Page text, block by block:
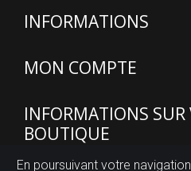
INFORMATIONS
MON COMPTE
INFORMATIONS SUR
BOUTIQUE
En poursuivant votre